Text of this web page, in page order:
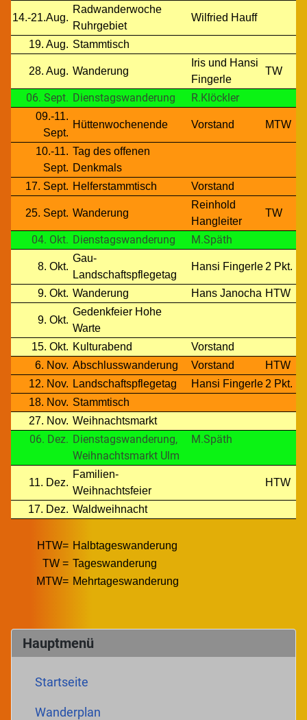
Hauptmenü
Startseite
Wanderplan
14.-21.Aug.
Radwanderwoche
Ruhrgebiet
Wilfried Hauff
19. Aug. Stammtisch
28. Aug. Wanderung
Iris und Hansi
Fingerle
TW
06. Sept. Dienstagswanderung R.Klöckler
09.-11.
Sept.
Hüttenwochenende Vorstand MTW
10.-11.
Sept.
Tag des offenen
Denkmals
17. Sept. Helferstammtisch Vorstand
25. Sept. Wanderung
Reinhold
Hangleiter
TW
04. Okt. Dienstagswanderung M.Späth
8. Okt.
Gau-
Landschaftspflegetag
Hansi Fingerle 2 Pkt.
9. Okt. Wanderung Hans Janocha HTW
9. Okt.
Gedenkfeier Hohe
Warte
15. Okt. Kulturabend
Vorstand
6. Nov. Abschlusswanderung Vorstand
HTW
12. Nov. Landschaftspflegetag Hansi Fingerle 2 Pkt.
18. Nov. Stammtisch
27. Nov. Weihnachtsmarkt
06. Dez. Dienstagswanderung,
Weihnachtsmarkt Ulm
M.Späth
11. Dez.
Familien-
Weihnachtsfeier
HTW
17. Dez. Waldweihnacht
HTW= Halbtageswanderung
TW = Tageswanderung
MTW= Mehrtageswanderung